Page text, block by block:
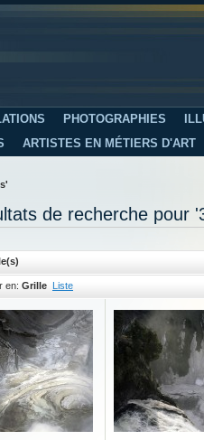
PHOTOGRAPHIES
ARTISTES EN MÉTIERS D'ART
de recherche pour
en: Grille Liste